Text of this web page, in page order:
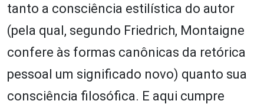
tanto a consciência estilística do autor
(pela qual, segundo Friedrich, Montaigne
confere às formas canônicas da retórica
pessoal um significado novo) quanto sua
consciência filosófica. E aqui cumpre